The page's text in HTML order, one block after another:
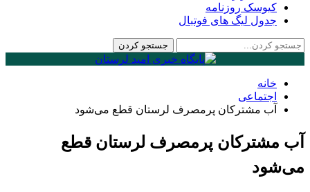
کیوسک روزنامه
جدول لیگ های فوتبال
خانه
اجتماعی
آب مشترکان پرمصرف لرستان قطع می‌شود
آب مشترکان پرمصرف لرستان قطع
می‌شود